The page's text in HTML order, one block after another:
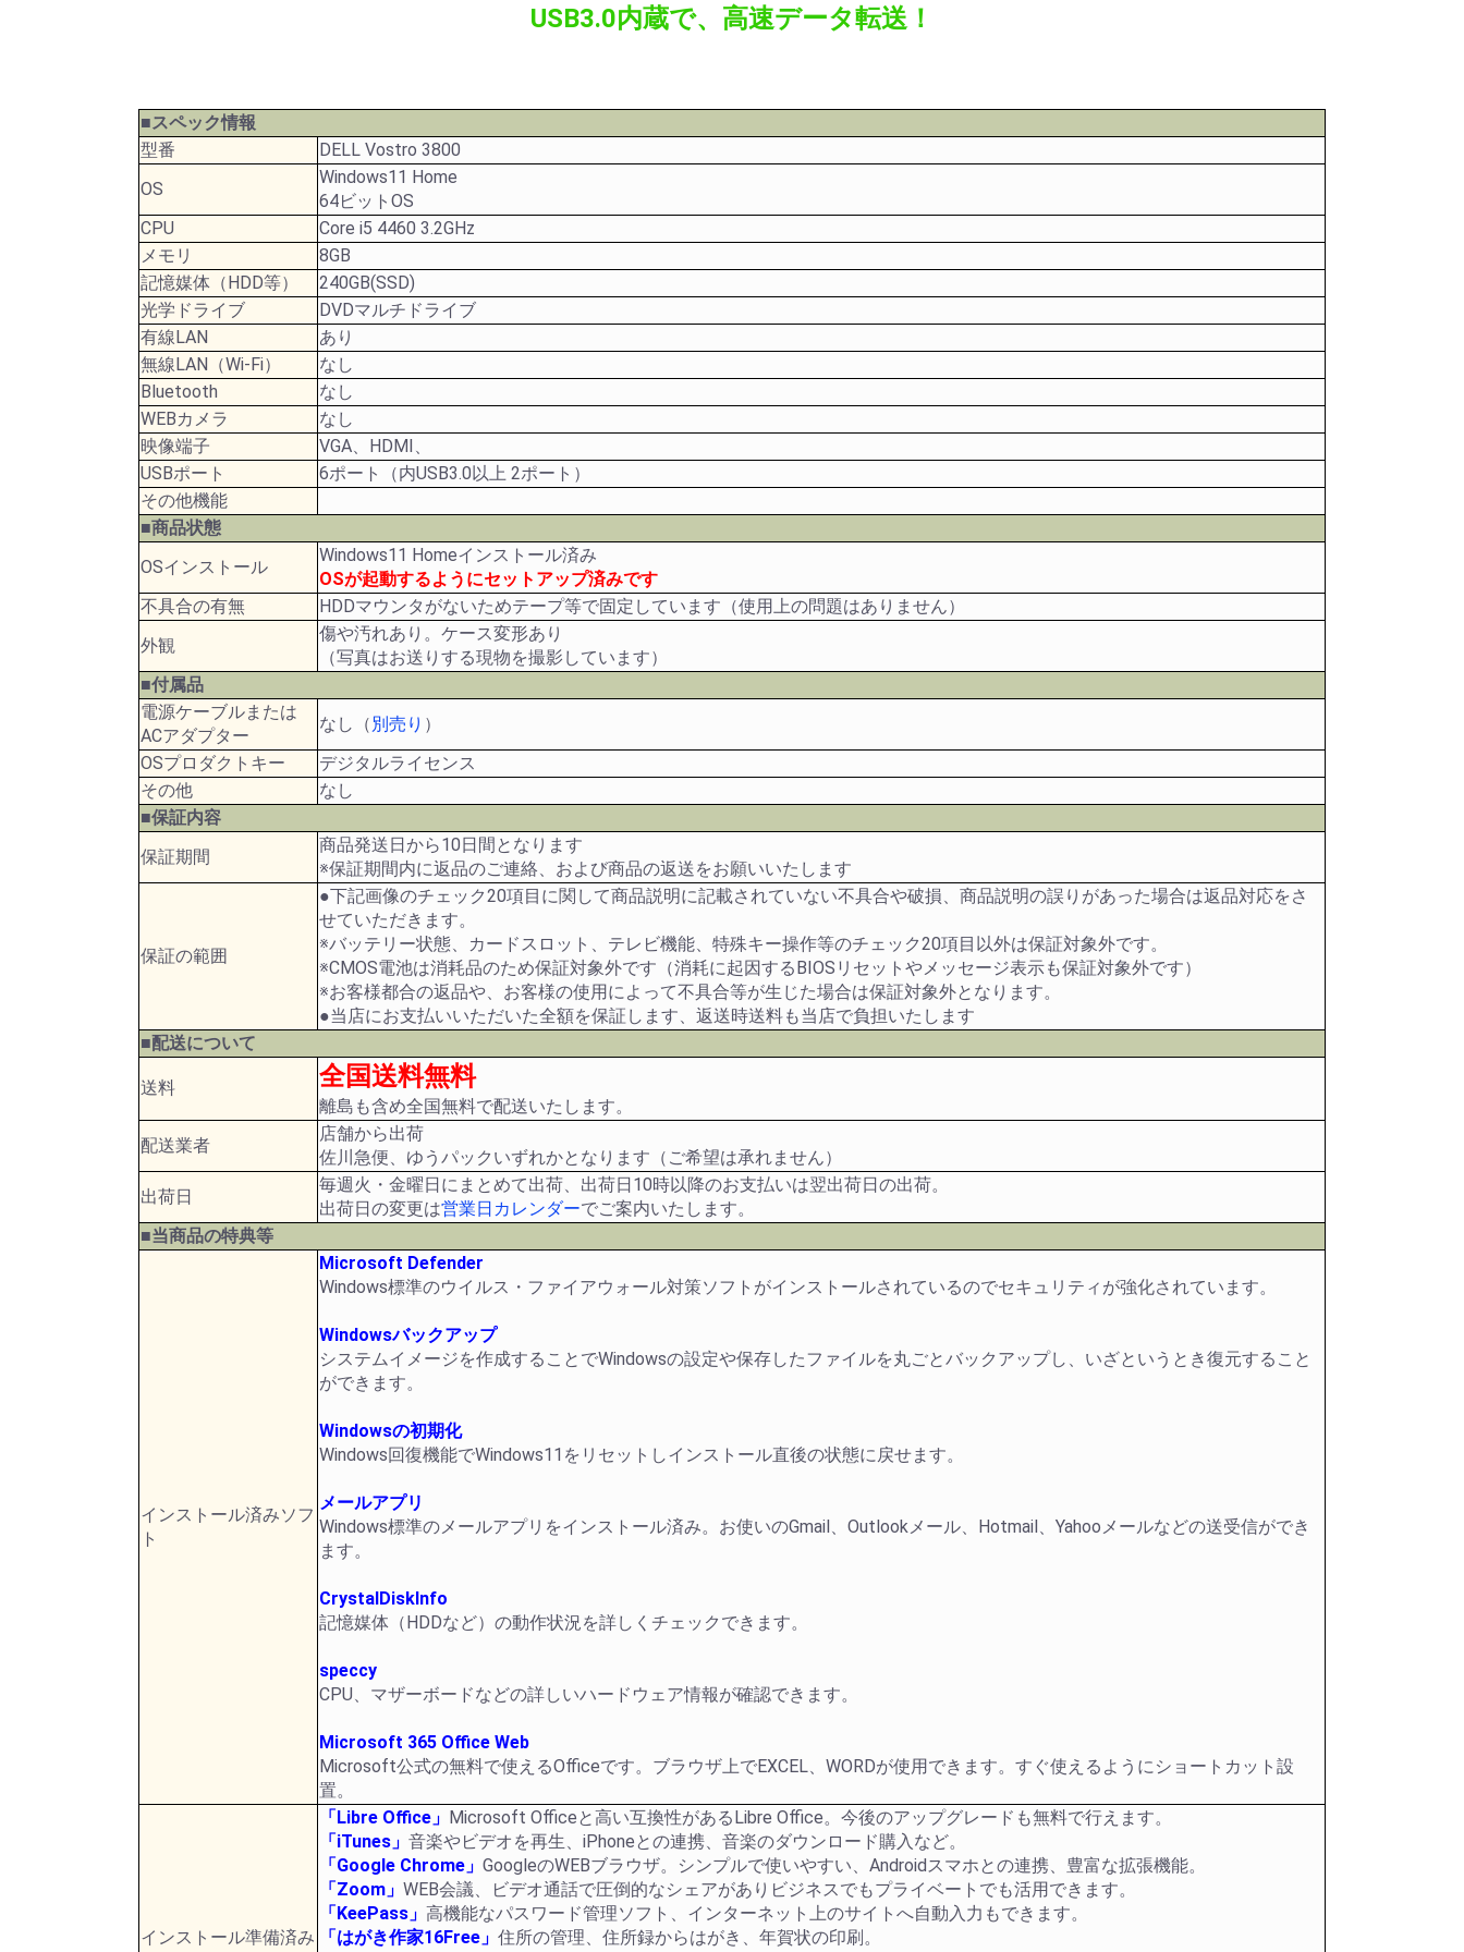
USB3.0内蔵で、高速データ転送！
■スペック情報
型番
DELL Vostro 3800
OS
Windows11 Home
64ビットOS
CPU
Core i5 4460 3.2GHz
メモリ
8GB
記憶媒体（HDD等）
240GB(SSD)
光学ドライブ
DVDマルチドライブ
有線LAN
あり
無線LAN（Wi-Fi）
なし
Bluetooth
なし
WEBカメラ
なし
映像端子
VGA、HDMI、
USBポート
6ポート（内USB3.0以上 2ポート）
その他機能
■商品状態
OSインストール
Windows11 Homeインストール済み
OSが起動するようにセットアップ済みです
不具合の有無
HDDマウンタがないためテープ等で固定しています（使用上の問題はありません）
外観
傷や汚れあり。ケース変形あり
（写真はお送りする現物を撮影しています）
■付属品
電源ケーブルまたは
ACアダプター
なし（ 別売り ）
OSプロダクトキー
デジタルライセンス
その他
なし
■保証内容
保証期間
商品発送日から10日間となります
※保証期間内に返品のご連絡、および商品の返送をお願いいたします
保証の範囲
●下記画像のチェック20項目に関して商品説明に記載されていない不具合や破損、商品説明の誤りがあった場合は返品対応をさ
せていただきます。
※バッテリー状態、カードスロット、テレビ機能、特殊キー操作等のチェック20項目以外は保証対象外です。
※CMOS電池は消耗品のため保証対象外です（消耗に起因するBIOSリセットやメッセージ表示も保証対象外です）
※お客様都合の返品や、お客様の使用によって不具合等が生じた場合は保証対象外となります。
●当店にお支払いいただいた全額を保証します、返送時送料も当店で負担いたします
■配送について
送料 全国送料無料
離島も含め全国無料で配送いたします。
配送業者
店舗から出荷
佐川急便、ゆうパックいずれかとなります（ご希望は承れません）
出荷日
毎週火・金曜日にまとめて出荷、出荷日10時以降のお支払いは翌出荷日の出荷。
出荷日の変更は営業日カレンダーでご案内いたします。
■当商品の特典等
インストール済みソフ
ト
Microsoft Defender
Windows標準のウイルス・ファイアウォール対策ソフトがインストールされているのでセキュリティが強化されています。
Windowsバックアップ
システムイメージを作成することでWindowsの設定や保存したファイルを丸ごとバックアップし、いざというとき復元すること
ができます。
Windowsの初期化
Windows回復機能でWindows11をリセットしインストール直後の状態に戻せます。
メールアプリ
Windows標準のメールアプリをインストール済み。お使いのGmail、Outlookメール、Hotmail、Yahooメールなどの送受信ができ
ます。
CrystalDiskInfo
記憶媒体（HDDなど）の動作状況を詳しくチェックできます。
speccy
CPU、マザーボードなどの詳しいハードウェア情報が確認できます。
Microsoft 365 Office Web
Microsoft公式の無料で使えるOfficeです。ブラウザ上でEXCEL、WORDが使用できます。すぐ使えるようにショートカット設
置。
インストール準備済み
「Libre Office」 Microsoft Officeと高い互換性があるLibre Office。今後のアップグレードも無料で行えます。
「iTunes」 音楽やビデオを再生、iPhoneとの連携、音楽のダウンロード購入など。
「Google Chrome」 GoogleのWEBブラウザ。シンプルで使いやすい、Androidスマホとの連携、豊富な拡張機能。
「Zoom」 WEB会議、ビデオ通話で圧倒的なシェアがありビジネスでもプライベートでも活用できます。
「KeePass」 高機能なパスワード管理ソフト、インターネット上のサイトへ自動入力もできます。
「はがき作家16Free」 住所の管理、住所録からはがき、年賀状の印刷。